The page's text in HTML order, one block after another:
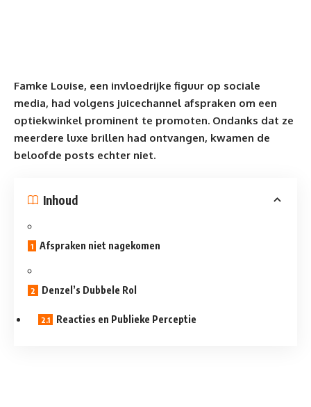
Famke Louise, een invloedrijke figuur op sociale
media, had volgens juicechannel afspraken om een
optiekwinkel prominent te promoten. Ondanks dat ze
meerdere luxe brillen had ontvangen, kwamen de
beloofde posts echter niet.
Inhoud
Afspraken niet nagekomen
Denzel’s Dubbele Rol
Reacties en Publieke Perceptie